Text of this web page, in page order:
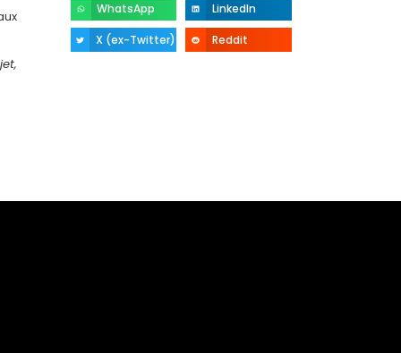
WhatsApp LinkedIn
X (ex-Twitter) Reddit